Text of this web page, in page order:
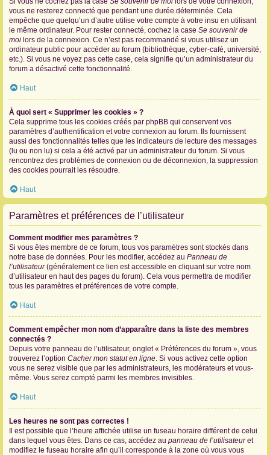
vous ne resterez connecté que pendant une durée déterminée. Cela
empêche que quelqu’un d’autre utilise votre compte à votre insu en utilisant
le même ordinateur. Pour rester connecté, cochez la case Se souvenir de
moi lors de la connexion. Ce n’est pas recommandé si vous utilisez un
ordinateur public pour accéder au forum (bibliothèque, cyber-café, université,
etc.). Si vous ne voyez pas cette case, cela signifie qu’un administrateur du
forum a désactivé cette fonctionnalité.
Haut
À quoi sert « Supprimer les cookies » ?
Cela supprime tous les cookies créés par phpBB qui conservent vos
paramètres d’authentification et votre connexion au forum. Ils fournissent
aussi des fonctionnalités telles que les indicateurs de lecture des messages
(lu ou non lu) si cela a été activé par un administrateur du forum. Si vous
rencontrez des problèmes de connexion ou de déconnexion, la suppression
des cookies pourrait les résoudre.
Haut
Paramètres et préférences de l’utilisateur
Comment modifier mes paramètres ?
Si vous êtes membre de ce forum, tous vos paramètres sont stockés dans
notre base de données. Pour les modifier, accédez au Panneau de
l’utilisateur(généralement ce lien est accessible en cliquant sur votre nom
d’utilisateur en haut des pages du forum). Cela vous permettra de modifier
tous les paramètres et préférences de votre compte.
Haut
Comment empêcher mon nom d’apparaître dans la liste des membres
connectés ?
Depuis votre panneau de l’utilisateur, onglet « Préférences du forum », vous
trouverez l’option Cacher mon statut en ligne. Si vous activez cette option
vous ne serez visible que par les administrateurs, les modérateurs et vous-
même. Vous serez compté parmi les membres invisibles.
Haut
Les heures ne sont pas correctes !
Il est possible que l’heure affichée utilise un fuseau horaire différent de celui
dans lequel vous êtes. Dans ce cas, accédez au panneau de l’utilisateuret
modifiez le fuseau horaire afin qu’il corresponde à la zone où vous vous